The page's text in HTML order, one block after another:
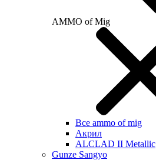
AMMO of Mig
Все ammo of mig
Акрил
ALCLAD II Metallic
Gunze Sangyo